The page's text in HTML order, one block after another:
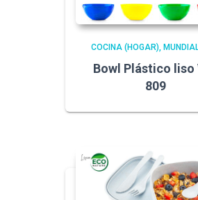
COCINA (HOGAR)
Bowl Plástico liso
809